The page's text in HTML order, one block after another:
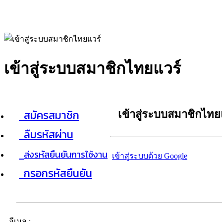
เข้าสู่ระบบสมาชิกไทยแวร์
สมัครสมาชิก
ลืมรหัสผ่าน
ส่งรหัสยืนยันการใช้งาน
กรอกรหัสยืนยัน
เข้าสู่ระบบสมาชิกไท
เข้าสู่ระบบด้วย Google